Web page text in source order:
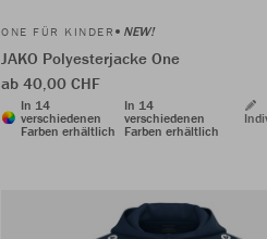
ONE FÜR KINDER NEW!
JAKO Polyesterjacke One
ab 40,00 CHF
In 14
verschiedenen
Farben erhältlich
In 14
verschiedenen
Farben erhältlich